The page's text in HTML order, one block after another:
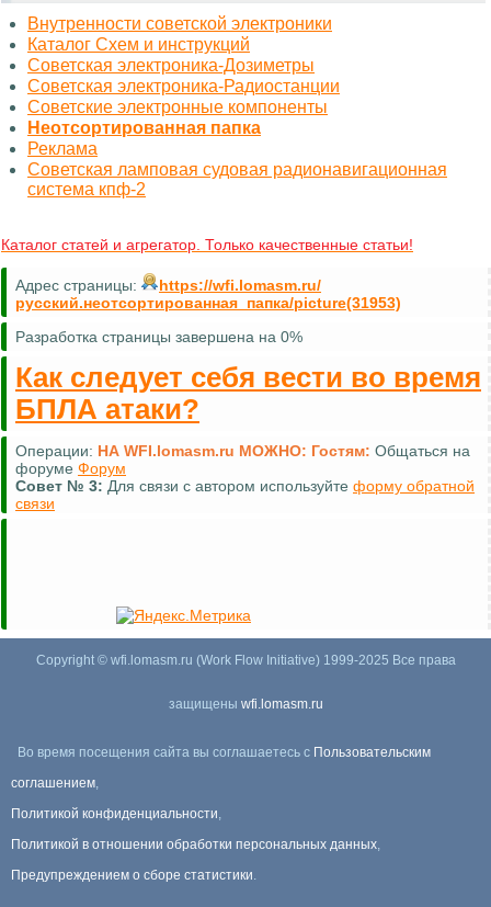
Внутренности советской электроники
Каталог Схем и инструкций
Советская электроника-Дозиметры
Советская электроника-Радиостанции
Советские электронные компоненты
Неотсортированная папка
Реклама
Советская ламповая судовая радионавигационная
система кпф-2
Каталог статей и агрегатор. Только качественные статьи!
Адрес страницы:
https://wfi.lomasm.ru/
русский.неотсортированная_папка/picture(31953)
Разработка страницы завершена на 0%
Как следует себя вести во время
БПЛА атаки?
Операции: НА WFI.lomasm.ru МОЖНО: Гостям: Общаться на
форуме Форум
Совет № 3: Для связи с автором используйте форму обратной
связи
Copyright © wfi.lomasm.ru (Work Flow Initiative) 1999-2025 Все права
защищены wfi.lomasm.ru
Во время посещения сайта вы соглашаетесь с Пользовательским
соглашением,
Политикой конфиденциальности,
Политикой в отношении обработки персональных данных,
Предупреждением о сборе статистики.